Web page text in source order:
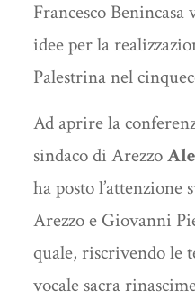
Francesco
idee per la
Palestrina nel
Ad aprire la
sindaco di Arezzo
ha posto l’attenzione
Arezzo e Giovanni
quale, riscrivendo le
vocale sacra